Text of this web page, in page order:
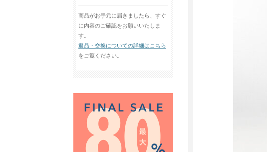
商品がお手元に届きましたら、すぐ
に内容のご確認をお願いいたしま
す。
返品・交換についての詳細はこちら
をご覧ください。